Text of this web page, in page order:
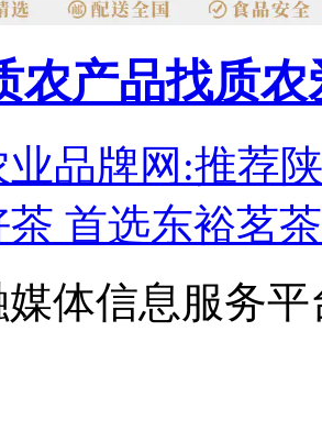
农产品找质
业品牌网:推荐
茶 首选东裕茗茶
媒体信息服务